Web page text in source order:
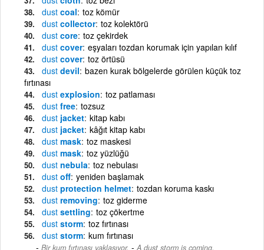
dust coal toz kömür
dust collector toz kolektörü
dust core toz çekirdek
dust cover eşyaları tozdan korumak için yapılan kılıf
dust cover toz örtüsü
dust devil bazen kurak bölgelerde görülen küçük toz
fırtınası
dust explosion toz patlaması
dust free tozsuz
dust jacket kitap kabı
dust jacket kâğıt kitap kabı
dust mask toz maskesi
dust mask toz yüzlüğü
dust nebula toz nebulası
dust off yeniden başlamak
dust protection helmet tozdan koruma kaskı
dust removing toz giderme
dust settling toz çökertme
dust storm toz fırtınası
dust storm kum fırtınası
Bir kum fırtınası yaklaşıyor. - A dust storm is coming.